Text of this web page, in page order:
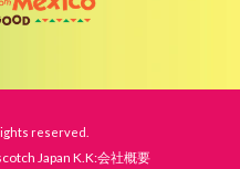
reserved.
Japan K.K:会社概要